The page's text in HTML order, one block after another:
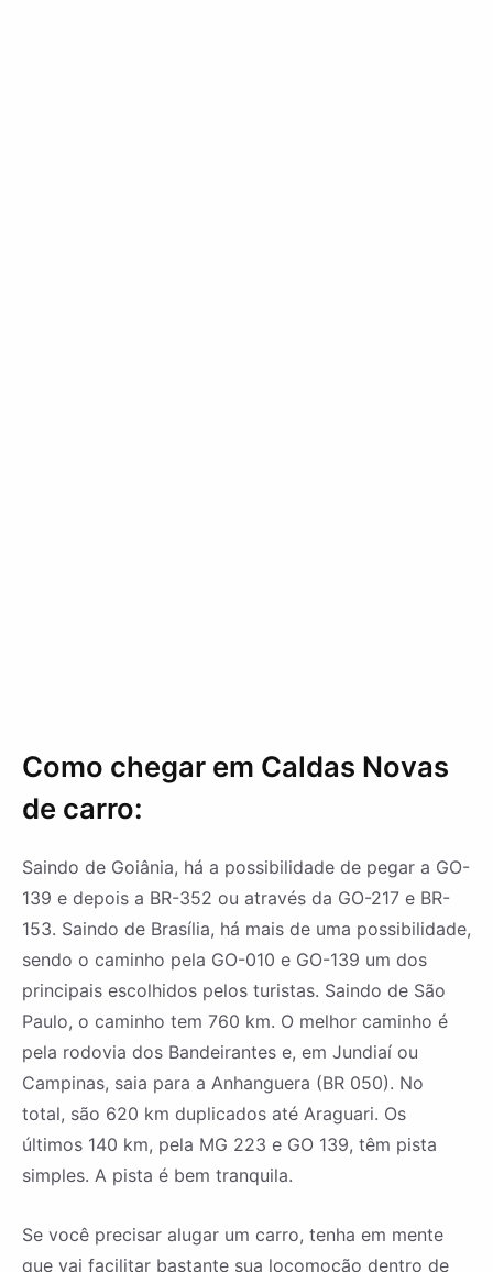
Como chegar em Caldas Novas
de carro:
Saindo de Goiânia, há a possibilidade de pegar a GO-
139 e depois a BR-352 ou através da GO-217 e BR-
153. Saindo de Brasília, há mais de uma possibilidade,
sendo o caminho pela GO-010 e GO-139 um dos
principais escolhidos pelos turistas. Saindo de São
Paulo, o caminho tem 760 km. O melhor caminho é
pela rodovia dos Bandeirantes e, em Jundiaí ou
Campinas, saia para a Anhanguera (BR 050). No
total, são 620 km duplicados até Araguari. Os
últimos 140 km, pela MG 223 e GO 139, têm pista
simples. A pista é bem tranquila.
Se você precisar alugar um carro, tenha em mente
que vai facilitar bastante sua locomoção dentro de